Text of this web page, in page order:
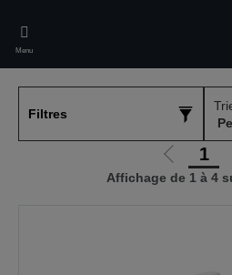
main
content
Menu
Filtres
Aller
à
1
Affichage de 1 à 4